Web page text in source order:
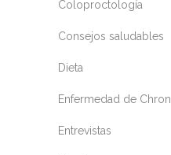
Coloproctología
Consejos saludables
Dieta
Enfermedad de Chron
Entrevistas